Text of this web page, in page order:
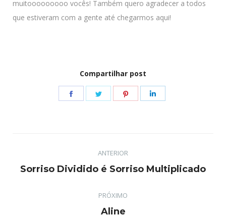
muitooooooooo vocês! Também quero agradecer a todos
que estiveram com a gente até chegarmos aqui!
Compartilhar post
Share
Share
Share
post:
ANTERIOR
Post
Sorriso Dividido é Sorriso Multiplicado
PRÓXIMO
Próximo
Aline